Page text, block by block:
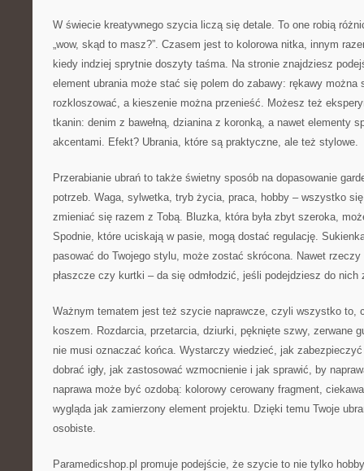
W świecie kreatywnego szycia liczą się detale. To one robią
„wow, skąd to masz?”. Czasem jest to kolorowa nitka, innym
kiedy indziej sprytnie doszyty taśma. Na stronie znajdziesz
element ubrania może stać się polem do zabawy: rękawy można
rozkloszować, a kieszenie można przenieść. Możesz też
tkanin: denim z bawełną, dzianina z koronką, a nawet elementy
akcentami. Efekt? Ubrania, które są praktyczne, ale też stylowe.
Przerabianie ubrań to także świetny sposób na dopasowanie
potrzeb. Waga, sylwetka, tryb życia, praca, hobby – wszystko
zmieniać się razem z Tobą. Bluzka, która była zbyt szeroka,
Spodnie, które uciskają w pasie, mogą dostać regulację.
pasować do Twojego stylu, może zostać skrócona. Nawet rzeczy
płaszcze czy kurtki – da się odmłodzić, jeśli podejdziesz do nich
Ważnym tematem jest też szycie naprawcze, czyli wszystko to,
koszem. Rozdarcia, przetarcia, dziurki, pęknięte szwy, zerwane
nie musi oznaczać końca. Wystarczy wiedzieć, jak
dobrać igły, jak zastosować wzmocnienie i jak sprawić, by
naprawa może być ozdobą: kolorowy cerowany fragment,
wygląda jak zamierzony element projektu. Dzięki temu Twoje
osobiste.
Paramedicshop.pl promuje podejście, że szycie to nie tylko